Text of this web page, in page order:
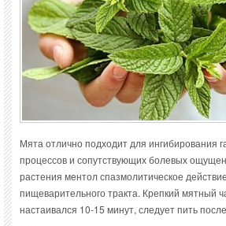
Мята отлично подходит для ингибирования
процессов и сопутствующих болевых
растения ментол спазмолитическое
пищеварительного тракта. Крепкий мятный
настаивался 10-15 минут, следует пить